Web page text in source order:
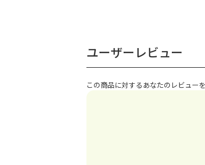
ユーザーレビュー
この商品に対するあなたのレビュー